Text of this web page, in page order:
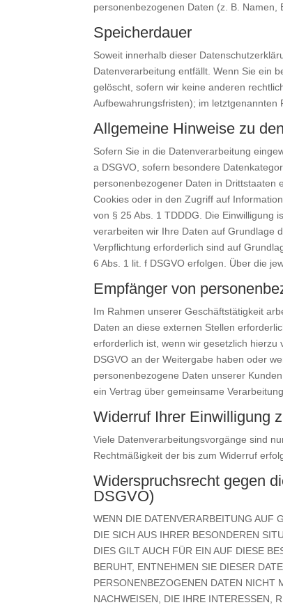
personenbezogenen Daten (z. B. Namen,
Speicherdauer
Soweit innerhalb dieser
Datenverarbeitung entfällt. Wenn Sie ein
gelöscht, sofern wir keine anderen
Aufbewahrungsfristen); im letztgenannten
Allgemeine Hinweise zu
Sofern Sie in die Datenverarbeitung
a DSGVO, sofern besondere
personenbezogener Daten in Drittstaaten
Cookies oder in den Zugriff auf
von § 25 Abs. 1 TDDDG. Die Einwilligung
verarbeiten wir Ihre Daten auf Grundlage
Verpflichtung erforderlich sind auf
6 Abs. 1 lit. f DSGVO erfolgen. Über die
Empfänger von
Im Rahmen unserer Geschäftstätigkeit
Daten an diese externen Stellen
erforderlich ist, wenn wir gesetzlich
DSGVO an der Weitergabe haben oder
personenbezogene Daten unserer
ein Vertrag über gemeinsame
Widerruf Ihrer Einwilligung
Viele Datenverarbeitungsvorgänge sind
Rechtmäßigkeit der bis zum Widerruf
Widerspruchsrecht gegen
DSGVO)
WENN DIE DATENVERARBEITUNG AUF
DIE SICH AUS IHRER BESONDEREN
DIES GILT AUCH FÜR EIN AUF DIESE
BERUHT, ENTNEHMEN SIE DIESER
PERSONENBEZOGENEN DATEN NICHT
NACHWEISEN, DIE IHRE INTERESSEN,